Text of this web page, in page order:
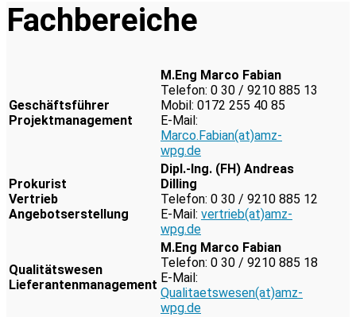
Fachbereiche
Geschäftsführer
Projektmanagement
M.Eng Marco Fabian
Telefon: 0 30 / 9210 885 13
Mobil: 0172 255 40 85
E-Mail:
Marco.Fabian(at)amz-
wpg.de
Prokurist
Vertrieb
Angebotserstellung
Dipl.-Ing. (FH) Andreas
Dilling
Telefon: 0 30 / 9210 885 12
E-Mail: vertrieb(at)amz-
wpg.de
Qualitätswesen
Lieferantenmanagement
M.Eng Marco Fabian
Telefon: 0 30 / 9210 885 18
E-Mail:
Qualitaetswesen(at)amz-
wpg.de